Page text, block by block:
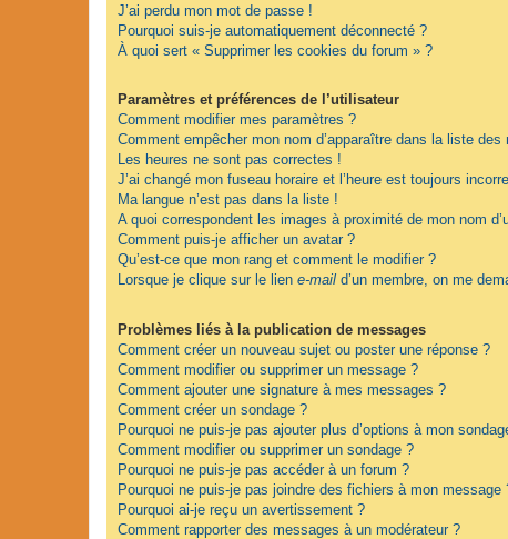
J’ai perdu mon mot de passe !
Pourquoi suis-je automatiquement déconnecté ?
À quoi sert « Supprimer les cookies du forum » ?
Paramètres et préférences de l’utilisateur
Comment modifier mes paramètres ?
Comment empêcher mon nom d’apparaître dans la liste
Les heures ne sont pas correctes !
J’ai changé mon fuseau horaire et l’heure est toujours
Ma langue n’est pas dans la liste !
A quoi correspondent les images à proximité de mon nom
Comment puis-je afficher un avatar ?
Qu’est-ce que mon rang et comment le modifier ?
Lorsque je clique sur le lien e-mail d’un membre, on me
Problèmes liés à la publication de messages
Comment créer un nouveau sujet ou poster une réponse ?
Comment modifier ou supprimer un message ?
Comment ajouter une signature à mes messages ?
Comment créer un sondage ?
Pourquoi ne puis-je pas ajouter plus d’options à mon
Comment modifier ou supprimer un sondage ?
Pourquoi ne puis-je pas accéder à un forum ?
Pourquoi ne puis-je pas joindre des fichiers à mon message
Pourquoi ai-je reçu un avertissement ?
Comment rapporter des messages à un modérateur ?